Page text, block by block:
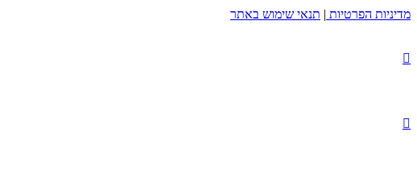
מדיניות הפרטיות | תנאי שימוש באתר